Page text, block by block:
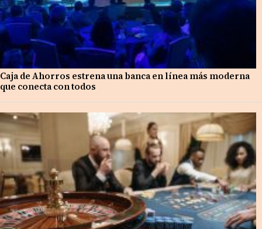
Caja de Ahorros estrena una banca en línea más moderna
que conecta con todos